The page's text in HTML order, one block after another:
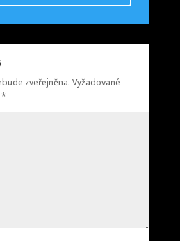
zveřejněna. Vyžadované
*